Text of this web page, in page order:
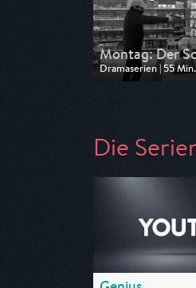
Montag: Der
Dramaserien | 55 Min.
Ausgestrahlt von ZDF
Die